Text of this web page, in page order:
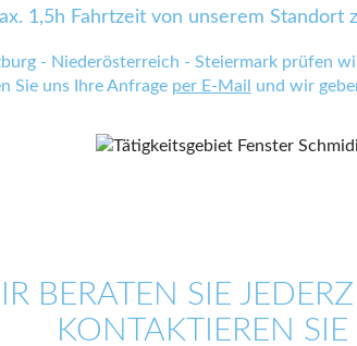
1,5h Fahrtzeit von unserem Standort
- Niederösterreich - Steiermark prüfen
Sie uns Ihre Anfrage per E-Mail und wir
BERATEN SIE
KONTAKTIEREN SIE